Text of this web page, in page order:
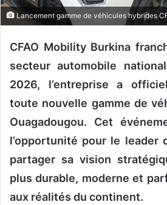
r
r
e
Lancement gamme de véhicules hybrides
CFAO Mobility Burkina
secteur automobile
2026, l’entreprise a
toute nouvelle gamme de
Ouagadougou. Cet
l’opportunité pour le leader
partager sa vision
plus durable, moderne et
aux réalités du continent.